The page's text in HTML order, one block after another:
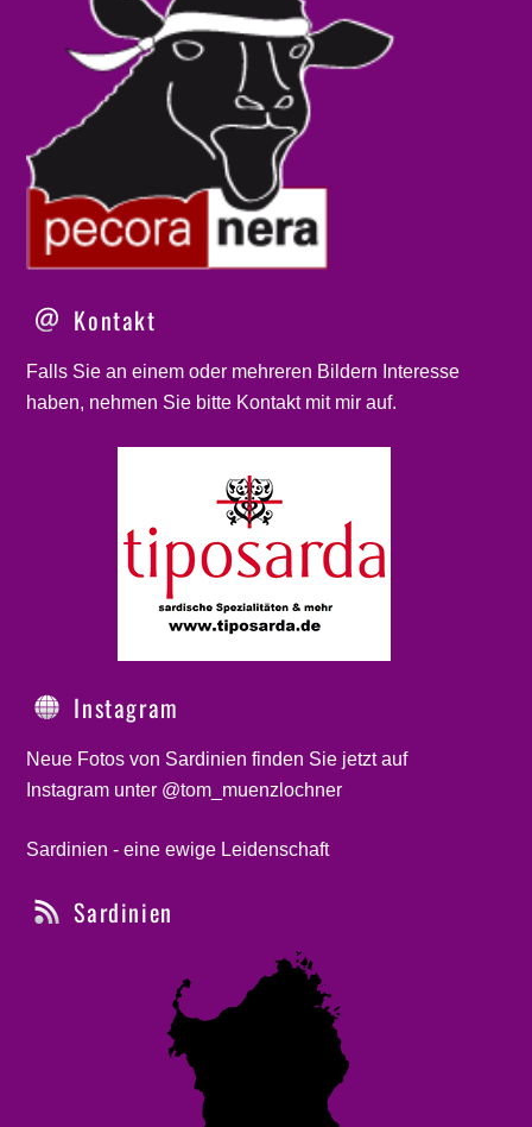
Kontakt
Falls Sie an einem oder mehreren Bildern Interesse
haben, nehmen Sie bitte Kontaktmit mir auf.
Instagram
Neue Fotos von Sardinien finden Sie jetzt auf
Instagram unter @tom_muenzlochner
Sardinien - eine ewige Leidenschaft
Sardinien